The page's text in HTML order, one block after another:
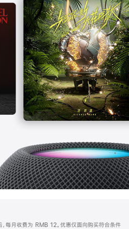
每月收费为 RMB 12。优惠仅面向购买符合条件